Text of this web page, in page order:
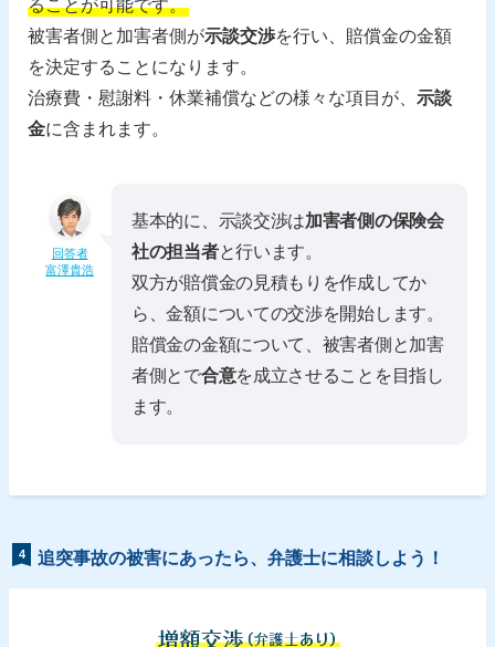
ることが可能です。
被害者側と加害者側が示談交渉を行い、賠償金の金額
を決定することになります。
治療費・慰謝料・休業補償などの様々な項目が、示談
金に含まれます。
回答者
富澤貴浩
基本的に、示談交渉は加害者側の保険会
社の担当者と行います。
双方が賠償金の見積もりを作成してか
ら、金額についての交渉を開始します。
賠償金の金額について、被害者側と加害
者側とで合意を成立させることを目指し
ます。
4 追突事故の被害にあったら、弁護士に相談しよう！